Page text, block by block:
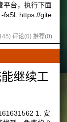
平台，执行下面
fsSL https://gite
评论(0) 推荐(0)
继续工
1. 安